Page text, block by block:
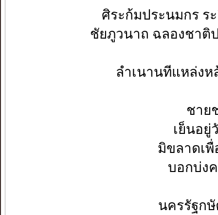
ศิระก้มประนมกร ร
ชัยภูวนาถ ฉลองชาติ
ลำเนานทีแหล่งห
ชาย
เย็นอ
มิขลาดเ
บอกบ่
นครรัฐก